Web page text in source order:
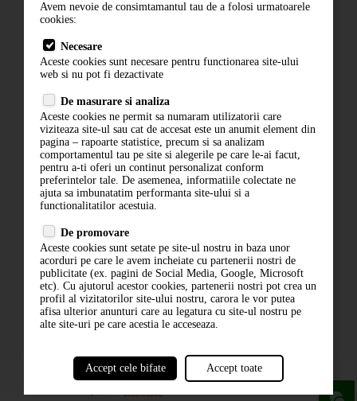
Cum comand
Livrare
Contact
Politica de confidentialitate
ANPC
ABONARE LA NEWSLETTER
ABONARE
Avem nevoie de consimtamantul tau de a folosi urmatoarele
cookies:
Necesare
Aceste cookies sunt necesare pentru functionarea site-ului
web si nu pot fi dezactivate
De masurare si analiza
Aceste cookies ne permit sa numaram utilizatorii care
viziteaza site-ul sau cat de accesat este un anumit element din
pagina – rapoarte statistice, precum si sa analizam
comportamentul tau pe site si alegerile pe care le-ai facut,
pentru a-ti oferi un continut personalizat conform
preferintelor tale. De asemenea, informatiile colectate ne
ajuta sa imbunatatim performanta site-ului si a
functionalitatilor acestuia.
De promovare
Aceste cookies sunt setate pe site-ul nostru in baza unor
acorduri pe care le avem incheiate cu partenerii nostri de
publicitate (ex. pagini de Social Media, Google, Microsoft
etc). Cu ajutorul acestor cookies, partenerii nostri pot crea un
profil al vizitatorilor site-ului nostru, carora le vor putea
afisa ulterior anunturi care au legatura cu site-ul nostru pe
alte site-uri pe care acestia le acceseaza.
Accept cele bifate Accept toate